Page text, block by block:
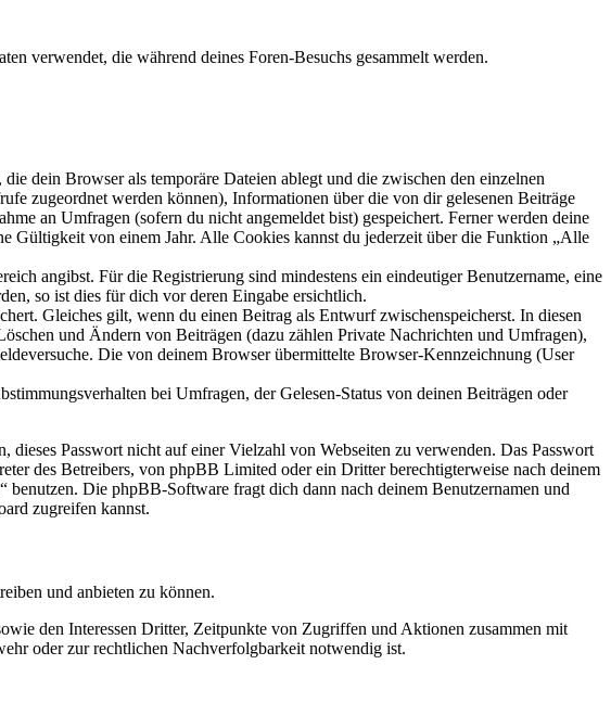
verwendet, die während deines Foren-Besuchs gesammelt werden.
dein Browser als temporäre Dateien ablegt und die zwischen den einzelnen
zugeordnet werden können), Informationen über die von dir gelesenen Beiträge
an Umfragen (sofern du nicht angemeldet bist) gespeichert. Ferner werden deine
Gültigkeit von einem Jahr. Alle Cookies kannst du jederzeit über die Funktion „Alle
angibst. Für die Registrierung sind mindestens ein eindeutiger Benutzername, eine
so ist dies für dich vor deren Eingabe ersichtlich.
Gleiches gilt, wenn du einen Beitrag als Entwurf zwischenspeicherst. In diesen
und Ändern von Beiträgen (dazu zählen Private Nachrichten und Umfragen),
Die von deinem Browser übermittelte Browser-Kennzeichnung (User
bei Umfragen, der Gelesen-Status von deinen Beiträgen oder
Passwort nicht auf einer Vielzahl von Webseiten zu verwenden. Das Passwort
des Betreibers, von phpBB Limited oder ein Dritter berechtigterweise nach deinem
benutzen. Die phpBB-Software fragt dich dann nach deinem Benutzernamen und
zugreifen kannst.
und anbieten zu können.
den Interessen Dritter, Zeitpunkte von Zugriffen und Aktionen zusammen mit
oder zur rechtlichen Nachverfolgbarkeit notwendig ist.